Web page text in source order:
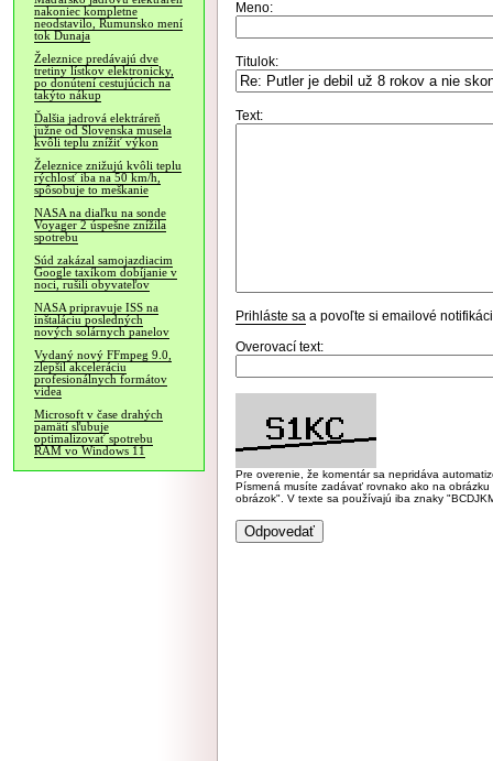
nakoniec kompletne
neodstavilo, Rumunsko mení
tok Dunaja
Železnice predávajú dve
tretiny lístkov elektronicky,
po donútení cestujúcich na
takýto nákup
Ďalšia jadrová elektráreň
južne od Slovenska musela
kvôli teplu znížiť výkon
Železnice znižujú kvôli teplu
rýchlosť iba na 50 km/h,
spôsobuje to meškanie
NASA na diaľku na sonde
Voyager 2 úspešne znížila
spotrebu
Súd zakázal samojazdiacim
Google taxíkom dobíjanie v
noci, rušili obyvateľov
NASA pripravuje ISS na
inštaláciu posledných
nových solárnych panelov
Vydaný nový FFmpeg 9.0,
zlepšil akceleráciu
profesionálnych formátov
videa
Microsoft v čase drahých
pamätí sľubuje
optimalizovať spotrebu
RAM vo Windows 11
Meno:
Titulok:
Text:
Prihláste sa a povoľte si emailové
Overovací text:
Pre overenie, že komentár sa nepridáva
Písmená musíte zadávať rovnako ako na
obrázok". V texte sa používajú iba znaky